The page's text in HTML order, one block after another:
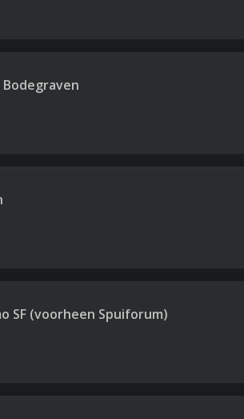
SF (voorheen Spuiforum)